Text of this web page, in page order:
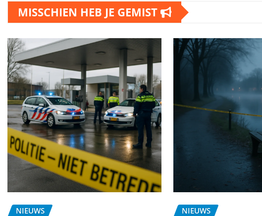
MISSCHIEN HEB JE GEMIST
NIEUWS NIEUWS